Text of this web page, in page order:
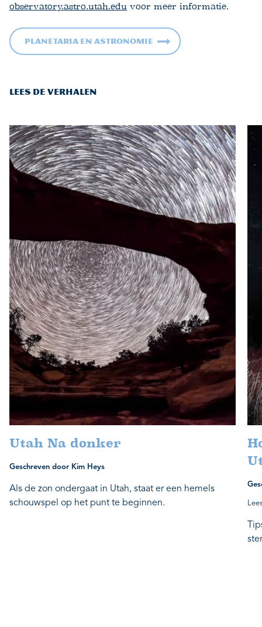
observatory.astro.utah.edu voor meer informatie.
Planetaria en astronomie
LEES DE VERHALEN
Utah Na donker
Geschreven door Kim Heys
Als de zon ondergaat in Utah, staat er een hemels
schouwspel op het punt te beginnen.